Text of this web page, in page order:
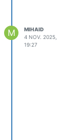
M
MIHAID
4 NOV. 2025,
19:27